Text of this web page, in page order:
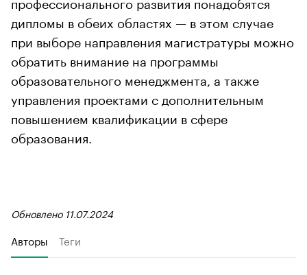
дипломы в обеих областях — в этом случае
при выборе направления магистратуры можно
обратить внимание на программы
образовательного менеджмента, а также
управления проектами с дополнительным
повышением квалификации в сфере
образования.
Обновлено 11.07.2024
Авторы Теги